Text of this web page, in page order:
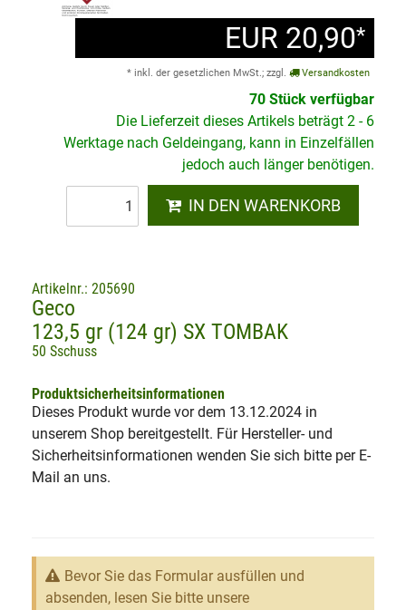
EUR 20,90*
* inkl. der gesetzlichen MwSt.; zzgl. Versandkosten
70 Stück verfügbar
Die Lieferzeit dieses Artikels beträgt 2 - 6
Werktage nach Geldeingang, kann in Einzelfällen
jedoch auch länger benötigen.
IN DEN WARENKORB
Artikelnr.: 205690
Geco
123,5 gr (124 gr) SX TOMBAK
50 Sschuss
Produktsicherheitsinformationen
Dieses Produkt wurde vor dem 13.12.2024 in
unserem Shop bereitgestellt. Für Hersteller- und
Sicherheitsinformationen wenden Sie sich bitte per E-
Mail an uns.
Bevor Sie das Formular ausfüllen und
absenden, lesen Sie bitte unsere